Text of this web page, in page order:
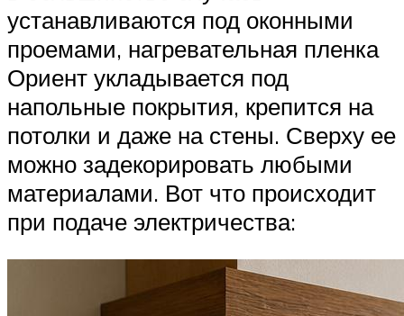
устанавливаются под оконными
проемами, нагревательная пленка
Ориент укладывается под
напольные покрытия, крепится на
потолки и даже на стены. Сверху ее
можно задекорировать любыми
материалами. Вот что происходит
при подаче электричества: